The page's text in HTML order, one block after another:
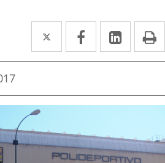
Twitter
Enlace
a
aplicación
Facebook
Enlace
a
aplicación
Enlace
a